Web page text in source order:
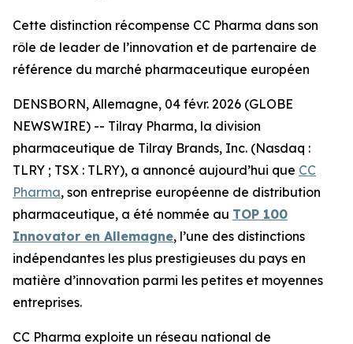
Cette distinction récompense CC Pharma dans son
rôle de leader de l’innovation et de partenaire de
référence du marché pharmaceutique européen
DENSBORN, Allemagne, 04 févr. 2026 (GLOBE
NEWSWIRE) -- Tilray Pharma, la division
pharmaceutique de Tilray Brands, Inc. (Nasdaq :
TLRY ; TSX : TLRY), a annoncé aujourd’hui que CC
Pharma, son entreprise européenne de distribution
pharmaceutique, a été nommée au TOP 100
Innovator en Allemagne, l’une des distinctions
indépendantes les plus prestigieuses du pays en
matière d’innovation parmi les petites et moyennes
entreprises.
CC Pharma exploite un réseau national de